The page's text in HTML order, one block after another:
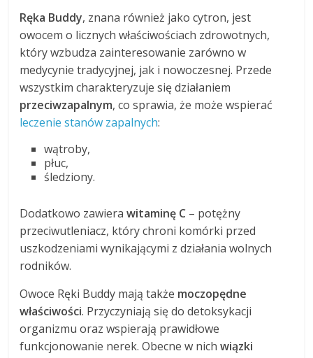
Ręka Buddy, znana również jako cytron, jest
owocem o licznych właściwościach zdrowotnych,
który wzbudza zainteresowanie zarówno w
medycynie tradycyjnej, jak i nowoczesnej. Przede
wszystkim charakteryzuje się działaniem
przeciwzapalnym, co sprawia, że może wspierać
leczenie stanów zapalnych:
wątroby,
płuc,
śledziony.
Dodatkowo zawierawitaminę C – potężny
przeciwutleniacz, który chroni komórki przed
uszkodzeniami wynikającymi z działania wolnych
rodników.
Owoce Ręki Buddy mają także moczopędne
właściwości. Przyczyniają się do detoksykacji
organizmu oraz wspierają prawidłowe
funkcjonowanie nerek. Obecne w nichwiązki